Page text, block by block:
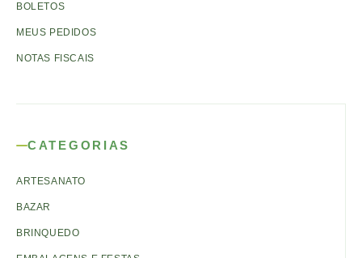
BOLETOS
MEUS PEDIDOS
NOTAS FISCAIS
CATEGORIAS
ARTESANATO
BAZAR
BRINQUEDO